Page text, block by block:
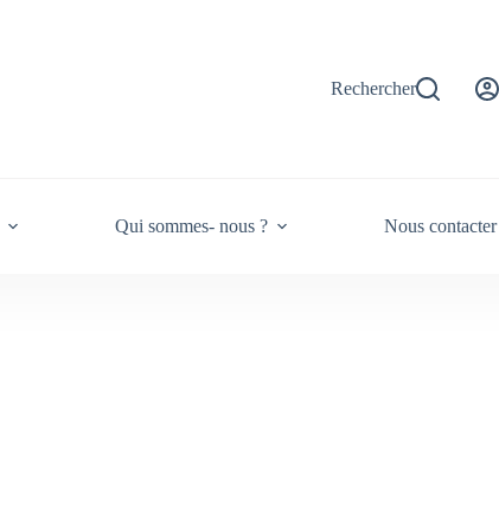
Rechercher
Qui sommes- nous ? Nous contacter